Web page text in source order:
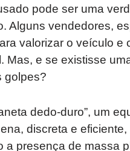
pode ser uma
Alguns vendedores,
valorizar o veículo
Mas, e se existisse
golpes?
dedo-duro”, um
discreta e
a presença de massa